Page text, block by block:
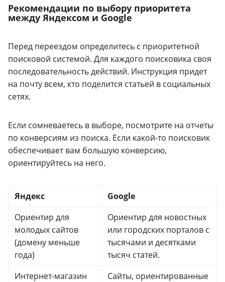
Рекомендации по выбору приоритета
между Яндексом и Google
Перед переездом определитесь с приоритетной
поисковой системой. Для каждого поисковика своя
последовательность действий. Инструкция придет
на почту всем, кто поделится статьей в социальных
сетях.
Если сомневаетесь в выборе, посмотрите на отчеты
по конверсиям из поиска. Если какой-то поисковик
обеспечивает вам большую конверсию,
ориентируйтесь на него.
Яндекс
Google
Ориентир для
молодых сайтов
(домену меньше
года)
Ориентир для новостных
или городских порталов с
тысячами и десятками
тысяч статей.
Интернет-магазин
Сайты, ориентированные